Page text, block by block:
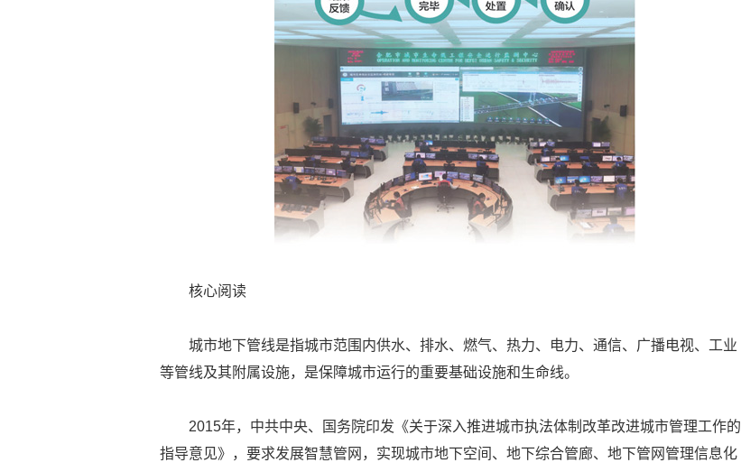
核心阅读
城市地下管线是指城市范围内供水、排水、燃气、热力、电力、通信、广播电视、工业
等管线及其附属设施，是保障城市运行的重要基础设施和生命线。
2015年，中共中央、国务院印发《关于深入推进城市执法体制改革改进城市管理工作的
指导意见》，要求发展智慧管网，实现城市地下空间、地下综合管廊、地下管网管理信息化